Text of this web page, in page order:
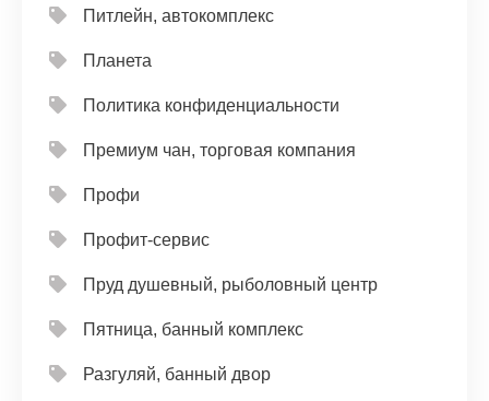
Питлейн, автокомплекс
Планета
Политика конфиденциальности
Премиум чан, торговая компания
Профи
Профит-сервис
Пруд душевный, рыболовный центр
Пятница, банный комплекс
Разгуляй, банный двор